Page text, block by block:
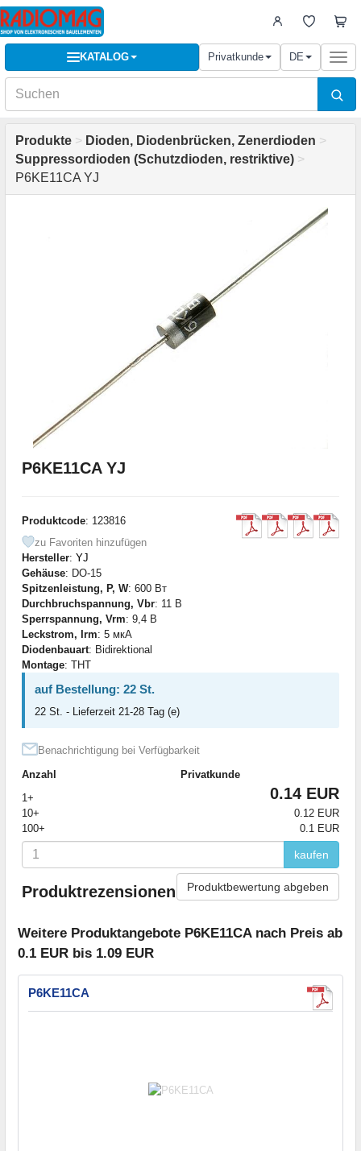
KATALOG Privatkunde DE
Produkte > Dioden, Diodenbrücken, Zenerdioden >
Suppressordioden (Schutzdioden, restriktive) >
P6KE11CA YJ
P6KE11CA YJ
Produktcode: 123816
zu Favoriten hinzufügen
Hersteller: YJ
Gehäuse: DO-15
Spitzenleistung, P, W: 600 Вт
Durchbruchspannung, Vbr: 11 В
Sperrspannung, Vrm: 9,4 В
Leckstrom, Irm: 5 мкА
Diodenbauart: Bidirektional
Montage: THT
auf Bestellung: 22 St.
22 St. - Lieferzeit 21-28 Tag (e)
Benachrichtigung bei Verfügbarkeit
Anzahl
Privatkunde
1+
0.14 EUR
10+
0.12 EUR
100+
0.1 EUR
kaufen
Produktrezensionen Produktbewertung abgeben
Weitere Produktangebote P6KE11CA nach Preis ab
0.1 EUR bis 1.09 EUR
P6KE11CA